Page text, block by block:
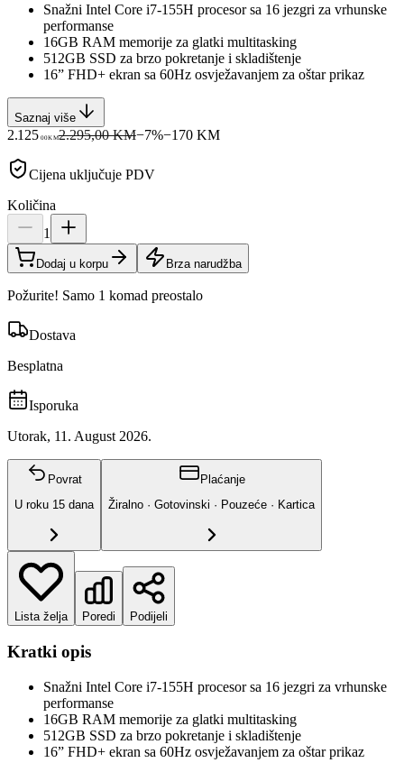
Snažni Intel Core i7-155H procesor sa 16 jezgri za vrhunske
performanse
16GB RAM memorije za glatki multitasking
512GB SSD za brzo pokretanje i skladištenje
16” FHD+ ekran sa 60Hz osvježavanjem za oštar prikaz
Saznaj više
2.125 00KM2.295,00 KM−7%−170KM
Cijena uključuje PDV
Količina
1
Dodaj u korpu Brza narudžba
Požurite! Samo 1 komad preostalo
Dostava
Besplatna
Isporuka
Utorak, 11. August 2026.
Povrat
U roku 15 dana
Plaćanje
Žiralno · Gotovinski · Pouzeće · Kartica
Lista želja Poredi Podijeli
Kratki opis
Snažni Intel Core i7-155H procesor sa 16 jezgri za vrhunske
performanse
16GB RAM memorije za glatki multitasking
512GB SSD za brzo pokretanje i skladištenje
16” FHD+ ekran sa 60Hz osvježavanjem za oštar prikaz